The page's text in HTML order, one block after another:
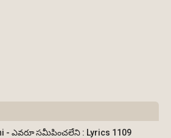
- ఎవరూ సమీపించలేని : Lyrics 1109